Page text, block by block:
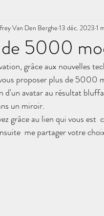
5000
Van Den Berghe 13 déc. 2023 1
grâce aux nouvelles
proposer plus de 5000
d'un avatar au résultat
un miroir.
grâce au lien qui vous est
me partager votre